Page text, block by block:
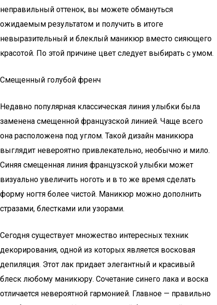
неправильный оттенок, вы можете обмануться
ожидаемым результатом и получить в итоге
невыразительный и блеклый маникюр вместо сияющего
красотой. По этой причине цвет следует выбирать с умом.
Смещенный голубой френч
Недавно популярная классическая линия улыбки была
заменена смещенной французской линией. Чаще всего
она расположена под углом. Такой дизайн маникюра
выглядит невероятно привлекательно, необычно и мило.
Синяя смещенная линия французской улыбки может
визуально увеличить ноготь и в то же время сделать
форму ногтя более чистой. Маникюр можно дополнить
стразами, блестками или узорами.
Сегодня существует множество интересных техник
декорирования, одной из которых является восковая
депиляция. Этот лак придает элегантный и красивый
блеск любому маникюру. Сочетание синего лака и воска
отличается невероятной гармонией. Главное — правильно